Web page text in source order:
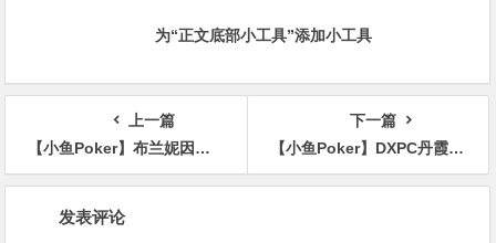
为“正文底部小工具”添加小工具
上一篇
【小鱼Poker】布兰妮因资金合规问题被“请出局”，直播中断数分钟
下一篇
【小鱼Poker】DXPC丹霞杯 | 主赛首轮共计224人次参赛52人晋级，刘永生/杨京达分别领跑C/D组
发表评论